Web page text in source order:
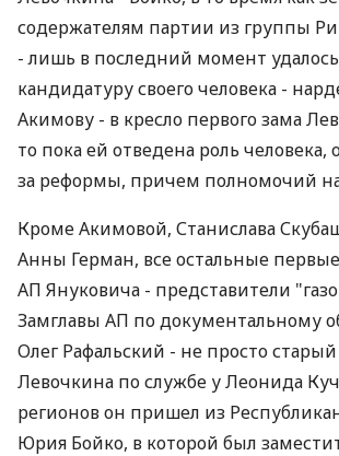
содержателям партии из группы
- лишь в последний момент
кандидатуру своего человека -
Акимову - в кресло первого зама
то пока ей отведена роль человека,
за реформы, причем полномочий на
Кроме Акимовой, Станислава
Анны Герман, все остальные
АП Януковича - представители
Замглавы АП по документальному
Олег Рафальский - не просто
Левочкина по службе у Леонида
регионов он пришел из
Юрия Бойко, в которой был